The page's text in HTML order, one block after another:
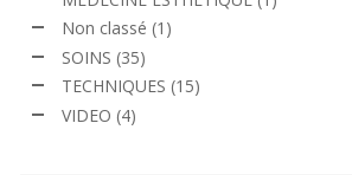
Non classé (1)
SOINS (35)
TECHNIQUES (15)
VIDEO (4)